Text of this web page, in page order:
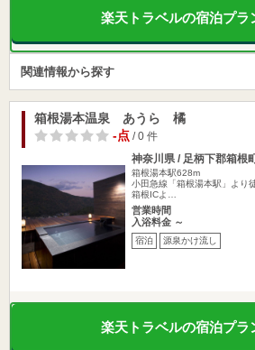
楽天トラベルの宿泊プラ
関連情報から探す
箱根湯本温泉 あうら 橘
-点/ 0 件
神奈川県 / 足柄下郡箱根
箱根湯本駅628m
小田急線「箱根湯本駅」より
箱根ICよ…
営業時間
入浴料金 ～
宿泊 源泉かけ流し
楽天トラベルの宿泊プラ